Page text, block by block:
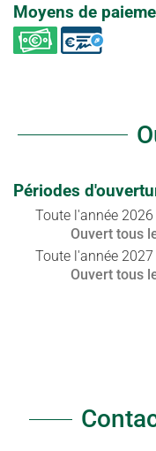
Moyens de
Périodes
Toute l'année 2026
Ouvert tous
Toute l'année 2027
Ouvert tous